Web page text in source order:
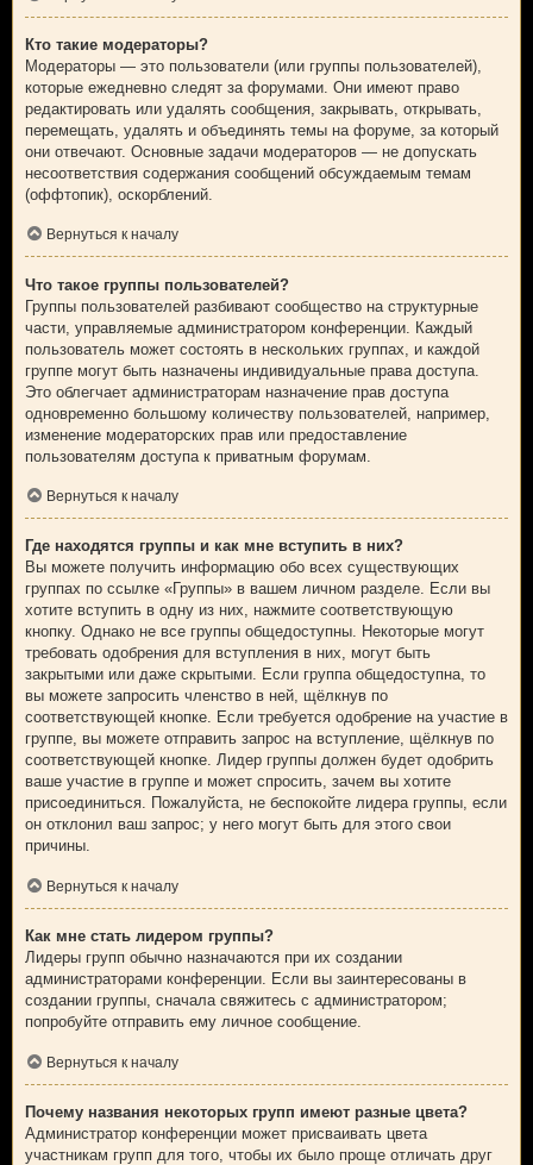
Кто такие модераторы?
Модераторы — это пользователи (или группы пользователей),
которые ежедневно следят за форумами. Они имеют право
редактировать или удалять сообщения, закрывать, открывать,
перемещать, удалять и объединять темы на форуме, за который
они отвечают. Основные задачи модераторов — не допускать
несоответствия содержания сообщений обсуждаемым темам
(оффтопик), оскорблений.
Вернуться к началу
Что такое группы пользователей?
Группы пользователей разбивают сообщество на структурные
части, управляемые администратором конференции. Каждый
пользователь может состоять в нескольких группах, и каждой
группе могут быть назначены индивидуальные права доступа.
Это облегчает администраторам назначение прав доступа
одновременно большому количеству пользователей, например,
изменение модераторских прав или предоставление
пользователям доступа к приватным форумам.
Вернуться к началу
Где находятся группы и как мне вступить в них?
Вы можете получить информацию обо всех существующих
группах по ссылке «Группы» в вашем личном разделе. Если вы
хотите вступить в одну из них, нажмите соответствующую
кнопку. Однако не все группы общедоступны. Некоторые могут
требовать одобрения для вступления в них, могут быть
закрытыми или даже скрытыми. Если группа общедоступна, то
вы можете запросить членство в ней, щёлкнув по
соответствующей кнопке. Если требуется одобрение на участие в
группе, вы можете отправить запрос на вступление, щёлкнув по
соответствующей кнопке. Лидер группы должен будет одобрить
ваше участие в группе и может спросить, зачем вы хотите
присоединиться. Пожалуйста, не беспокойте лидера группы, если
он отклонил ваш запрос; у него могут быть для этого свои
причины.
Вернуться к началу
Как мне стать лидером группы?
Лидеры групп обычно назначаются при их создании
администраторами конференции. Если вы заинтересованы в
создании группы, сначала свяжитесь с администратором;
попробуйте отправить ему личное сообщение.
Вернуться к началу
Почему названия некоторых групп имеют разные цвета?
Администратор конференции может присваивать цвета
участникам групп для того, чтобы их было проще отличать друг